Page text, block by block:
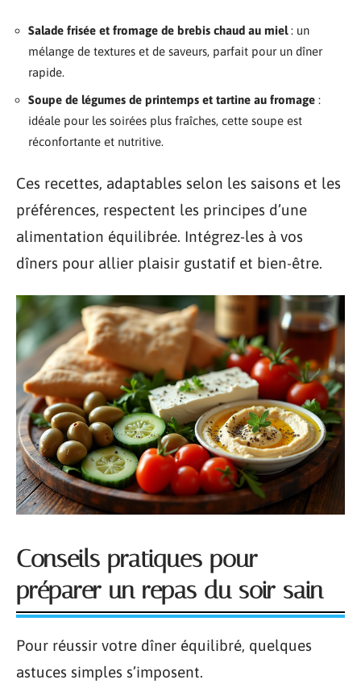
Salade frisée et fromage de brebis chaud au miel: un
mélange de textures et de saveurs, parfait pour un dîner
rapide.
Soupe de légumes de printemps et tartine au fromage :
idéale pour les soirées plus fraîches, cette soupe est
réconfortante et nutritive.
Ces recettes, adaptables selon les saisons et les
préférences, respectent les principes d’une
alimentation équilibrée. Intégrez-les à vos
dîners pour allier plaisir gustatif et bien-être.
Conseils pratiques pour
préparer un repas du soir sain
Pour réussir votre dîner équilibré, quelques
astuces simples s’imposent.